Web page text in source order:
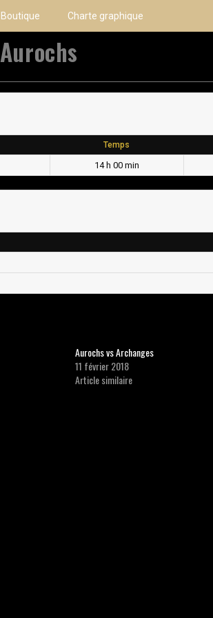
Boutique Charte graphique
Temps
14 h 00 min
Aurochs vs Archanges
11 février 2018
Article similaire